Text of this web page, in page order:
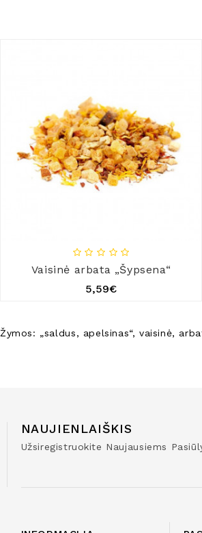
Vaisinė arbata „Šypsena“
5,59€
Žymos: „saldus, apelsinas“, vaisinė,
NAUJIENLAIŠKIS
Užsiregistruokite Naujausiems